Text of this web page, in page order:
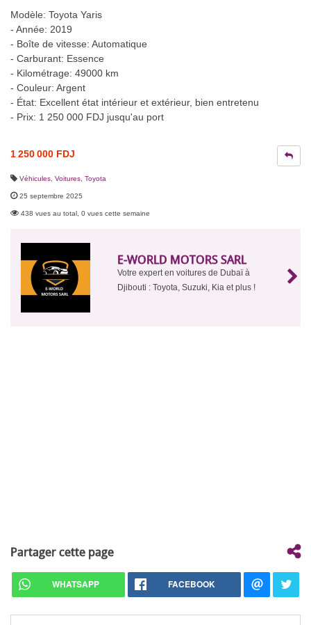
Modèle: Toyota Yaris
- Année: 2019
- Boîte de vitesse: Automatique
- Carburant: Essence
- Kilométrage: 49000 km
- Couleur: Argent
- État: Excellent état intérieur et extérieur, bien entretenu
- Prix: 1 250 000 FDJ jusqu'au port
1 250 000 FDJ
Véhicules Voitures Toyota
25 septembre 2025
438 vues au total, 0 vues cette semaine
E-WORLD MOTORS SARL
Votre expert en voitures de Dubaï à
Djibouti : Toyota, Suzuki, Kia et plus !
Partager cette page
WHATSAPP FACEBOOK